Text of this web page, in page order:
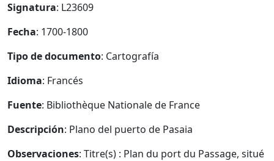
Signatura: L23609
Fecha: 1700-1800
Tipo de documento: Cartografía
Idioma: Francés
Fuente: Bibliothèque Nationale de France
Descripción: Plano del puerto de Pasaia
Observaciones: Titre(s) : Plan du port du Passage, situé